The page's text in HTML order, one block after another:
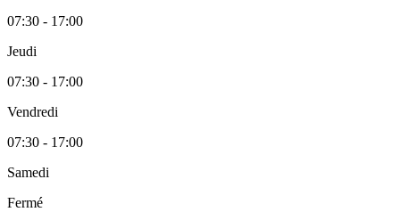
07:30 - 17:00
Jeudi
07:30 - 17:00
Vendredi
07:30 - 17:00
Samedi
Fermé